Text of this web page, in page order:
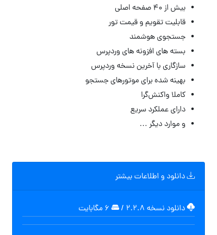
بیش از ۴۰ صفحه اصلی
قابلیت تقویم و قیمت تور
جستجوی هوشمند
بسته های افزونه های وردپرس
سازگاری با آخرین نسخه وردپرس
بهینه شده برای موتورهای جستجو
کاملا واکنش‌گرا
دارای عملکرد سریع
و موارد دیگر …
دانلود و اطلاعات بیشتر
دانلود نسخه ۲.۲.۸ /